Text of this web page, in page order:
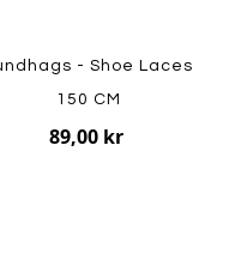
- Shoe Laces
150 CM
89,00 kr